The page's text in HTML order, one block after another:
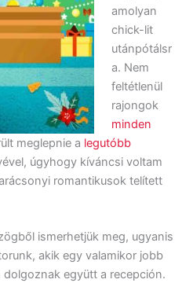
amolyan
chick-lit
utánpótálsr
a. Nem
feltétlenül
rajongok
minden
meglepnie a legutóbb
úgyhogy kíváncsi voltam
romantikusok telített
ismerhetjük meg, ugyanis
akik egy valamikor jobb
együtt a recepción.